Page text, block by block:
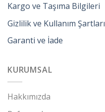
Kargo ve Taşıma Bilgileri
Gizlilik ve Kullanım Şartları
Garanti ve İade
KURUMSAL
Hakkımızda